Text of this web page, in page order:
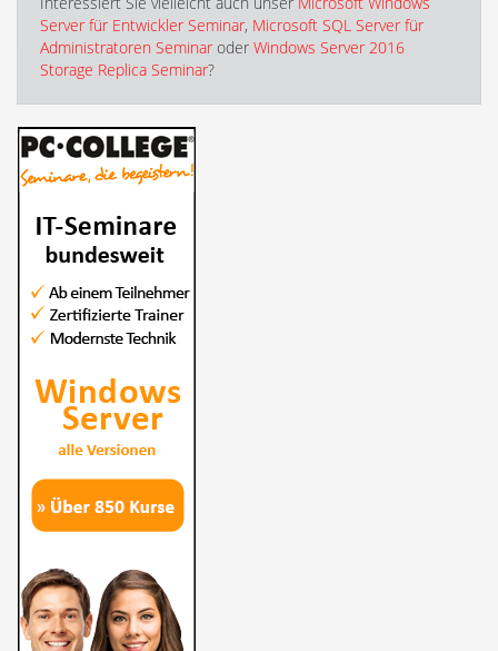
Server für Entwickler Seminar, Microsoft SQL Server für
Administratoren Seminar oder Windows Server 2016
Storage Replica Seminar?